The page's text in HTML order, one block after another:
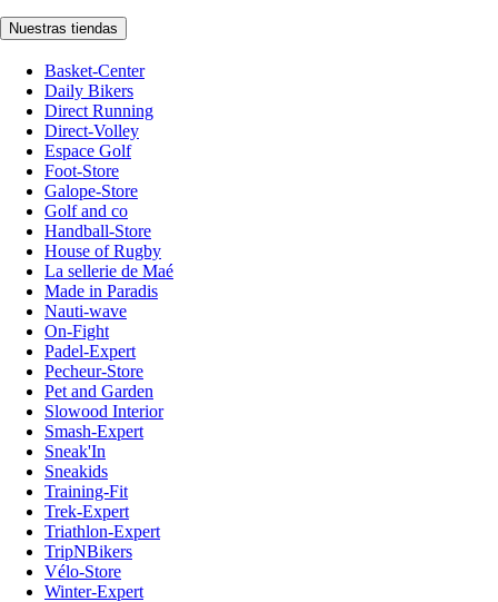
Nuestras tiendas
Basket-Center
Daily Bikers
Direct Running
Direct-Volley
Espace Golf
Foot-Store
Galope-Store
Golf and co
Handball-Store
House of Rugby
La sellerie de Maé
Made in Paradis
Nauti-wave
On-Fight
Padel-Expert
Pecheur-Store
Pet and Garden
Slowood Interior
Smash-Expert
Sneak'In
Sneakids
Training-Fit
Trek-Expert
Triathlon-Expert
TripNBikers
Vélo-Store
Winter-Expert